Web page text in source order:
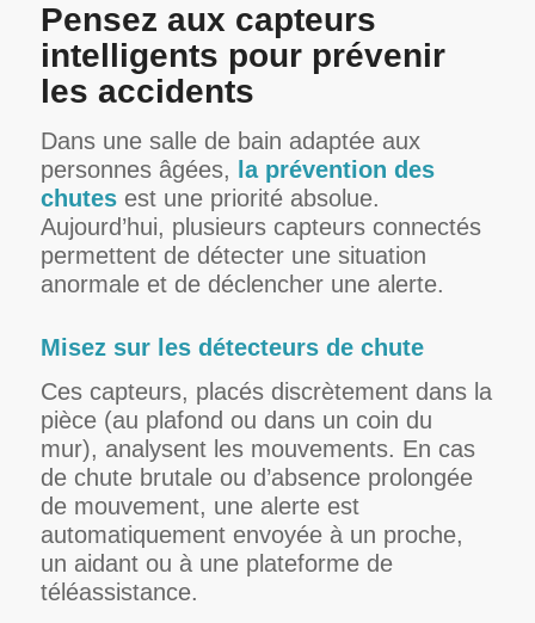
Pensez aux capteurs
intelligents pour prévenir
les accidents
Dans une salle de bain adaptée aux
personnes âgées,
la prévention des
chutesest une priorité absolue.
Aujourd’hui, plusieurs capteurs connectés
permettent de détecter une situation
anormale et de déclencher une alerte.
Misez sur les détecteurs de chute
Ces capteurs, placés discrètement dans la
pièce (au plafond ou dans un coin du
mur), analysent les mouvements. En cas
de chute brutale ou d’absence prolongée
de mouvement, une alerte est
automatiquement envoyée à un proche,
un aidant ou à une plateforme de
téléassistance.